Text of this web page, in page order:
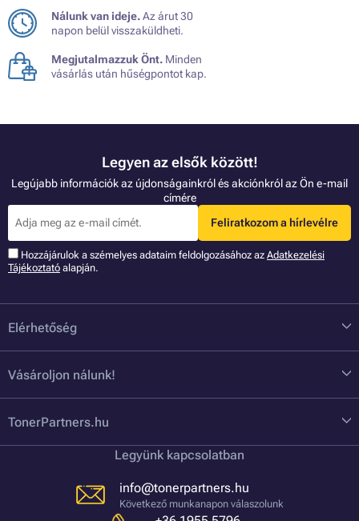
Nálunk van ideje.Az árut 30
napon belül visszaküldheti.
Megjutalmazzuk Önt. Minden
vásárlás után hűségpontot kap.
Legyen az elsők között!
Legújabb információk az újdonságainkról és akciónkról az Ön e-mail
címére
Feliratkozom a hírlevélre
Hozzájárulok a szémelyes adataim feldolgozásához az Adatkezelési
Tájékoztató alapján.
Elérhetőség
Vásároljon nálunk!
TonerPartners.hu
Legyünk kapcsolatban
info@tonerpartners.hu
Következő munkanapon válaszolunk